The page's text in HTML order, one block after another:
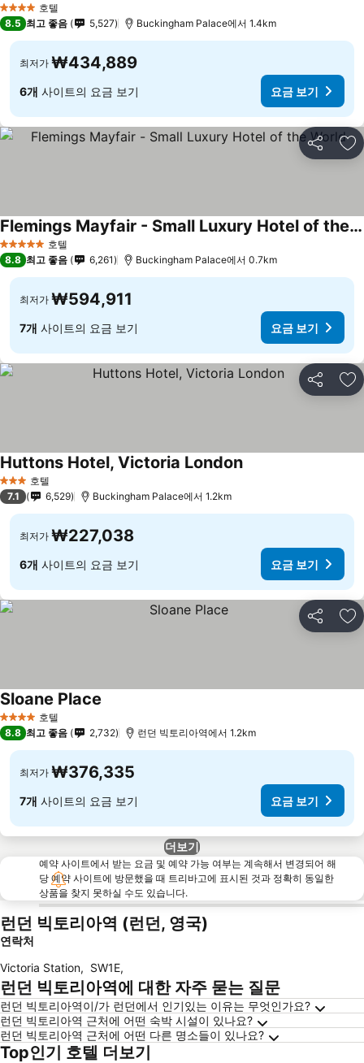
4 성급 호텔
8.5 최고 좋음 5,527 Buckingham Palace에서 1.4km
최저가 ₩434,889
6개 사이트의 요금 보기 요금 보기
공유 즐
5 성급 호텔
Flemings Mayfair - Small Luxury Hotel of the World
요금 보기
8.8 최고 좋음 6,261 Buckingham Palace에서 0.7km
최저가 ₩594,911
7개 사이트의 요금 보기 요금 보기
공유 즐
3 성급 호텔
Huttons Hotel, Victoria London요금 보기
7.1 6,529 Buckingham Palace에서 1.2km
최저가 ₩227,038
6개 사이트의 요금 보기 요금 보기
공유 즐
4 성급 호텔
Sloane Place
8.8 최고 좋음 2,732 런던 빅토리아역에서 1.2km
최저가 ₩376,335
7개 사이트의 요금 보기 요금 보기
더보기
예약 사이트에서 받는 요금 및 예약 가능 여부는 계속해서 변경되어 해
당 예약 사이트에 방문했을 때 트리바고에 표시된 것과 정확히 동일한
상품을 찾지 못하실 수도 있습니다.
런던 빅토리아역 (런던, 영국)
연락처
Victoria Station, SW1E,
런던 빅토리아역에 대한 자주 묻는 질문
런던 빅토리아역이/가 런던에서 인기있는 이유는 무엇인가요?
런던 빅토리아역 근처에 어떤 숙박 시설이 있나요?
런던 빅토리아역 근처에 어떤 다른 명소들이 있나요?
Top인기 호텔 더보기